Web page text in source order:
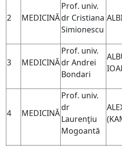
2 MEDICINĂ
Prof. univ.
dr Cristiana
Simionescu
3 MEDICINĂ
Prof. univ.
dr Andrei
Bondari
4 MEDICINĂ
Prof. univ.
dr
Laurenţiu
Mogoantă